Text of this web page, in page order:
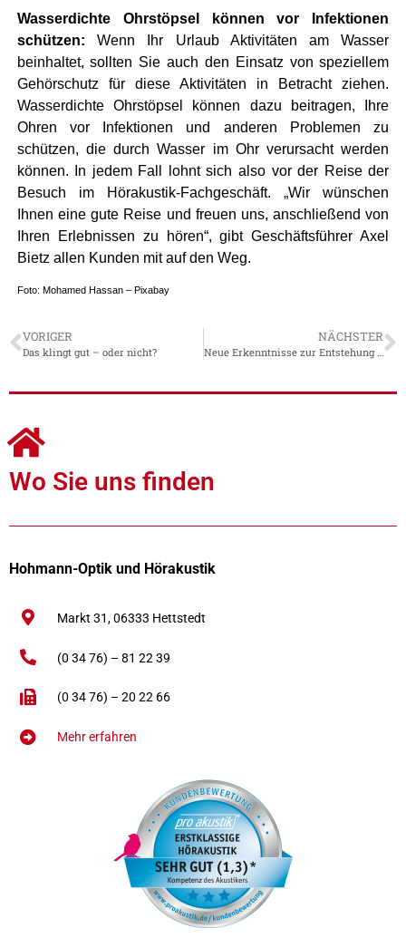
Wasserdichte Ohrstöpsel können vor Infektionen
schützen: Wenn Ihr Urlaub Aktivitäten am Wasser
beinhaltet, sollten Sie auch den Einsatz von speziellem
Gehörschutz für diese Aktivitäten in Betracht ziehen.
Wasserdichte Ohrstöpsel können dazu beitragen, Ihre
Ohren vor Infektionen und anderen Problemen zu
schützen, die durch Wasser im Ohr verursacht werden
können. In jedem Fall lohnt sich also vor der Reise der
Besuch im Hörakustik-Fachgeschäft. „Wir wünschen
Ihnen eine gute Reise und freuen uns, anschließend von
Ihren Erlebnissen zu hören“, gibt Geschäftsführer Axel
Bietz allen Kunden mit auf den Weg.
Foto: Mohamed Hassan – Pixabay
VORIGER
Das klingt gut – oder nicht?
NÄCHSTER
Wo Sie uns finden
Hohmann-Optik und Hörakustik
Markt 31,06333 Hettstedt
(0 34 76) – 81 22 39
(0 34 76) – 20 22 66
Mehr erfahren